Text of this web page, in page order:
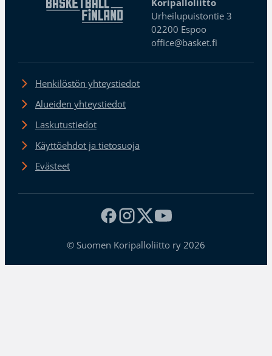
Urheilupuistontie 3
02200 Espoo
office@basket.fi
Henkilöstön yhteystiedot
Alueiden yhteystiedot
Laskutustiedot
Käyttöehdot ja tietosuoja
Evästeet
© Suomen Koripalloliitto ry 2026